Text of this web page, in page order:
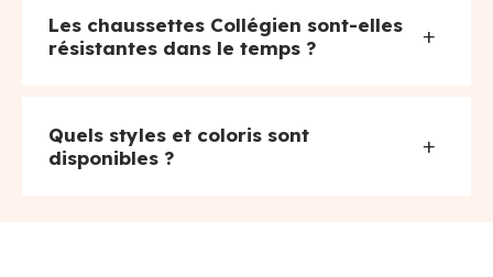
Les chaussettes Collégien sont-elles
résistantes dans le temps ?
+
Quels styles et coloris sont
disponibles ?
+